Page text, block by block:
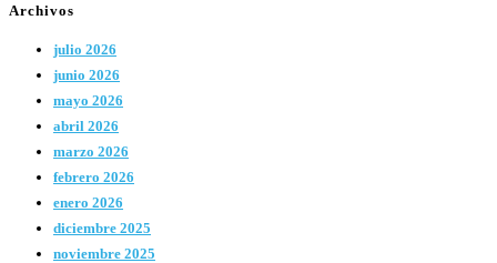
Archivos
julio 2026
junio 2026
mayo 2026
abril 2026
marzo 2026
febrero 2026
enero 2026
diciembre 2025
noviembre 2025